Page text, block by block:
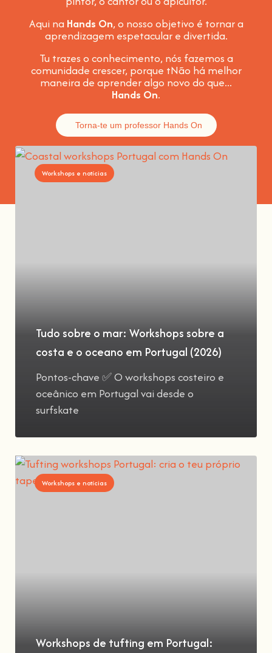
Aqui na Hands On, o nosso objetivo é tornar a
aprendizagem espetacular e divertida.
Tu trazes o conhecimento, nós fazemos a
comunidade crescer, porque tNão há melhor
maneira de aprender algo novo do que...
Hands On.
Torna-te um professor Hands On
Workshops e notícias
Tudo sobre o mar: Workshops sobre a
costa e o oceano em Portugal (2026)
Pontos-chave ✅ O workshops costeiro e
oceânico em Portugal vai desde o
surfskate
Workshops e notícias
Workshops de tufting em Portugal: